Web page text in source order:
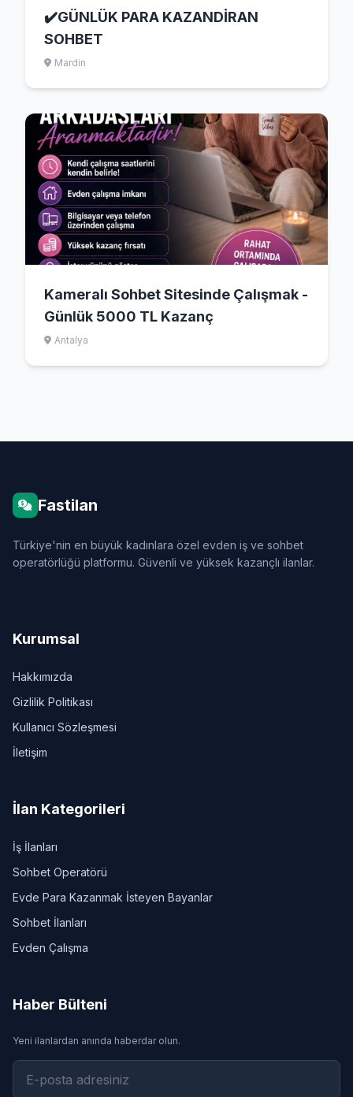
✔️GÜNLÜK PARA KAZANDİRAN
SOHBET
Mardin
Kameralı Sohbet Sitesinde Çalışmak -
Günlük 5000 TL Kazanç
Antalya
Fastilan
Türkiye'nin en büyük kadınlara özel evden iş ve sohbet
operatörlüğü platformu. Güvenli ve yüksek kazançlı ilanlar.
Kurumsal
Hakkımızda
Gizlilik Politikası
Kullanıcı Sözleşmesi
İletişim
İlan Kategorileri
İş İlanları
Sohbet Operatörü
Evde Para Kazanmak İsteyen Bayanlar
Sohbet İlanları
Evden Çalışma
Haber Bülteni
Yeni ilanlardan anında haberdar olun.